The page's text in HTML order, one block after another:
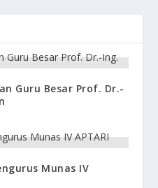
Guru Besar Prof. Dr.-
Munas IV